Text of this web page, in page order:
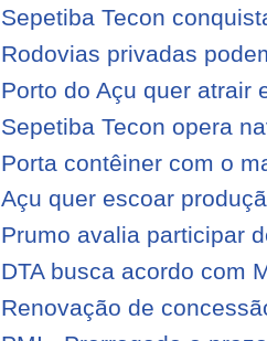
Sepetiba Tecon
Rodovias privadas
Porto do Açu quer atrair
Sepetiba Tecon opera
Porta contêiner com o
Açu quer escoar
Prumo avalia participar
DTA busca acordo com
Renovação de